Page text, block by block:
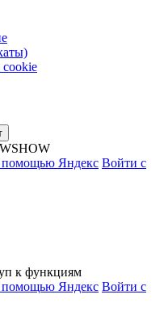
cookie
помощью Яндекс Войти с
к функциям
помощью Яндекс Войти с